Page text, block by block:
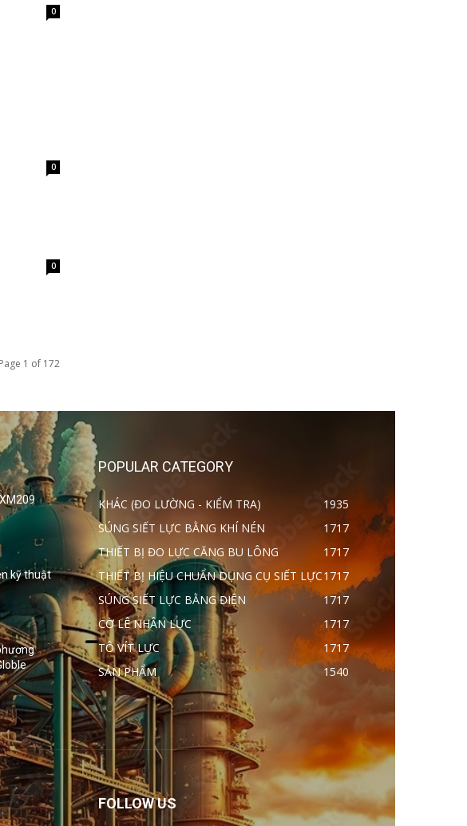
0
0
0
Page 1 of 172
kỹ thuật
POPULAR CATEGORY
KHÁC (ĐO LƯỜNG - KIỂM TRA)
1935
SÚNG SIẾT LỰC BẰNG KHÍ NÉN
1717
THIẾT BỊ ĐO LỰC CĂNG BU LÔNG
1717
THIẾT BỊ HIỆU CHUẨN DỤNG CỤ SIẾT LỰC1717
SÚNG SIẾT LỰC BẰNG ĐIỆN
1717
CỜ LÊ NHÂN LỰC
1717
TÔ VÍT LỰC
1717
SẢN PHẨM
1540
FOLLOW US